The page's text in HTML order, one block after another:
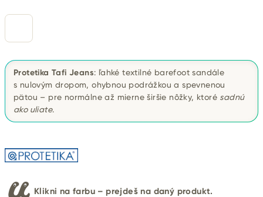
Protetika Tafi Jeans: ľahké textilné barefoot sandále
s nulovým dropom, ohybnou podrážkou a spevnenou
pätou – pre normálne až mierne širšie nôžky, ktoré sadnú
ako uliate.
Klikni na farbu – prejdeš na daný produkt.